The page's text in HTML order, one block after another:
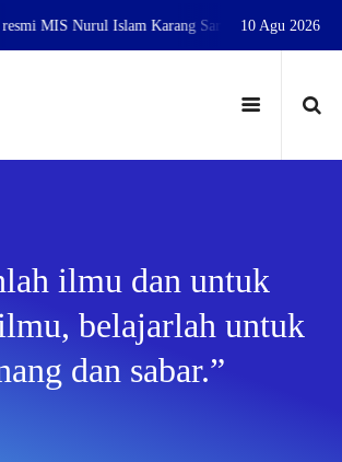
MIS Nurul Islam Karang Sari Jati Agung
10 Agu 2026
ilmu dan untuk
belajarlah untuk
dan sabar.”